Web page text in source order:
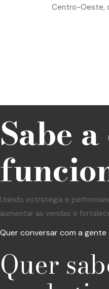
Sabe
Unindo estratégia e
aumentar as vendas e
Quer conversar com a
Quer